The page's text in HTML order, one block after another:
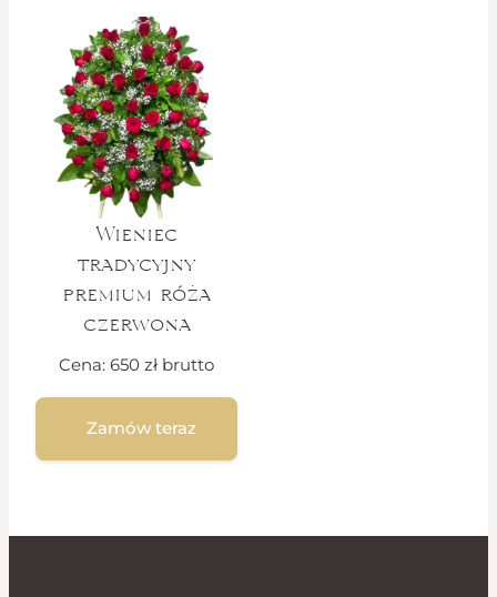
Wieniec
tradycyjny
premium róża
czerwona
Cena: 650 zł brutto
Zamów teraz